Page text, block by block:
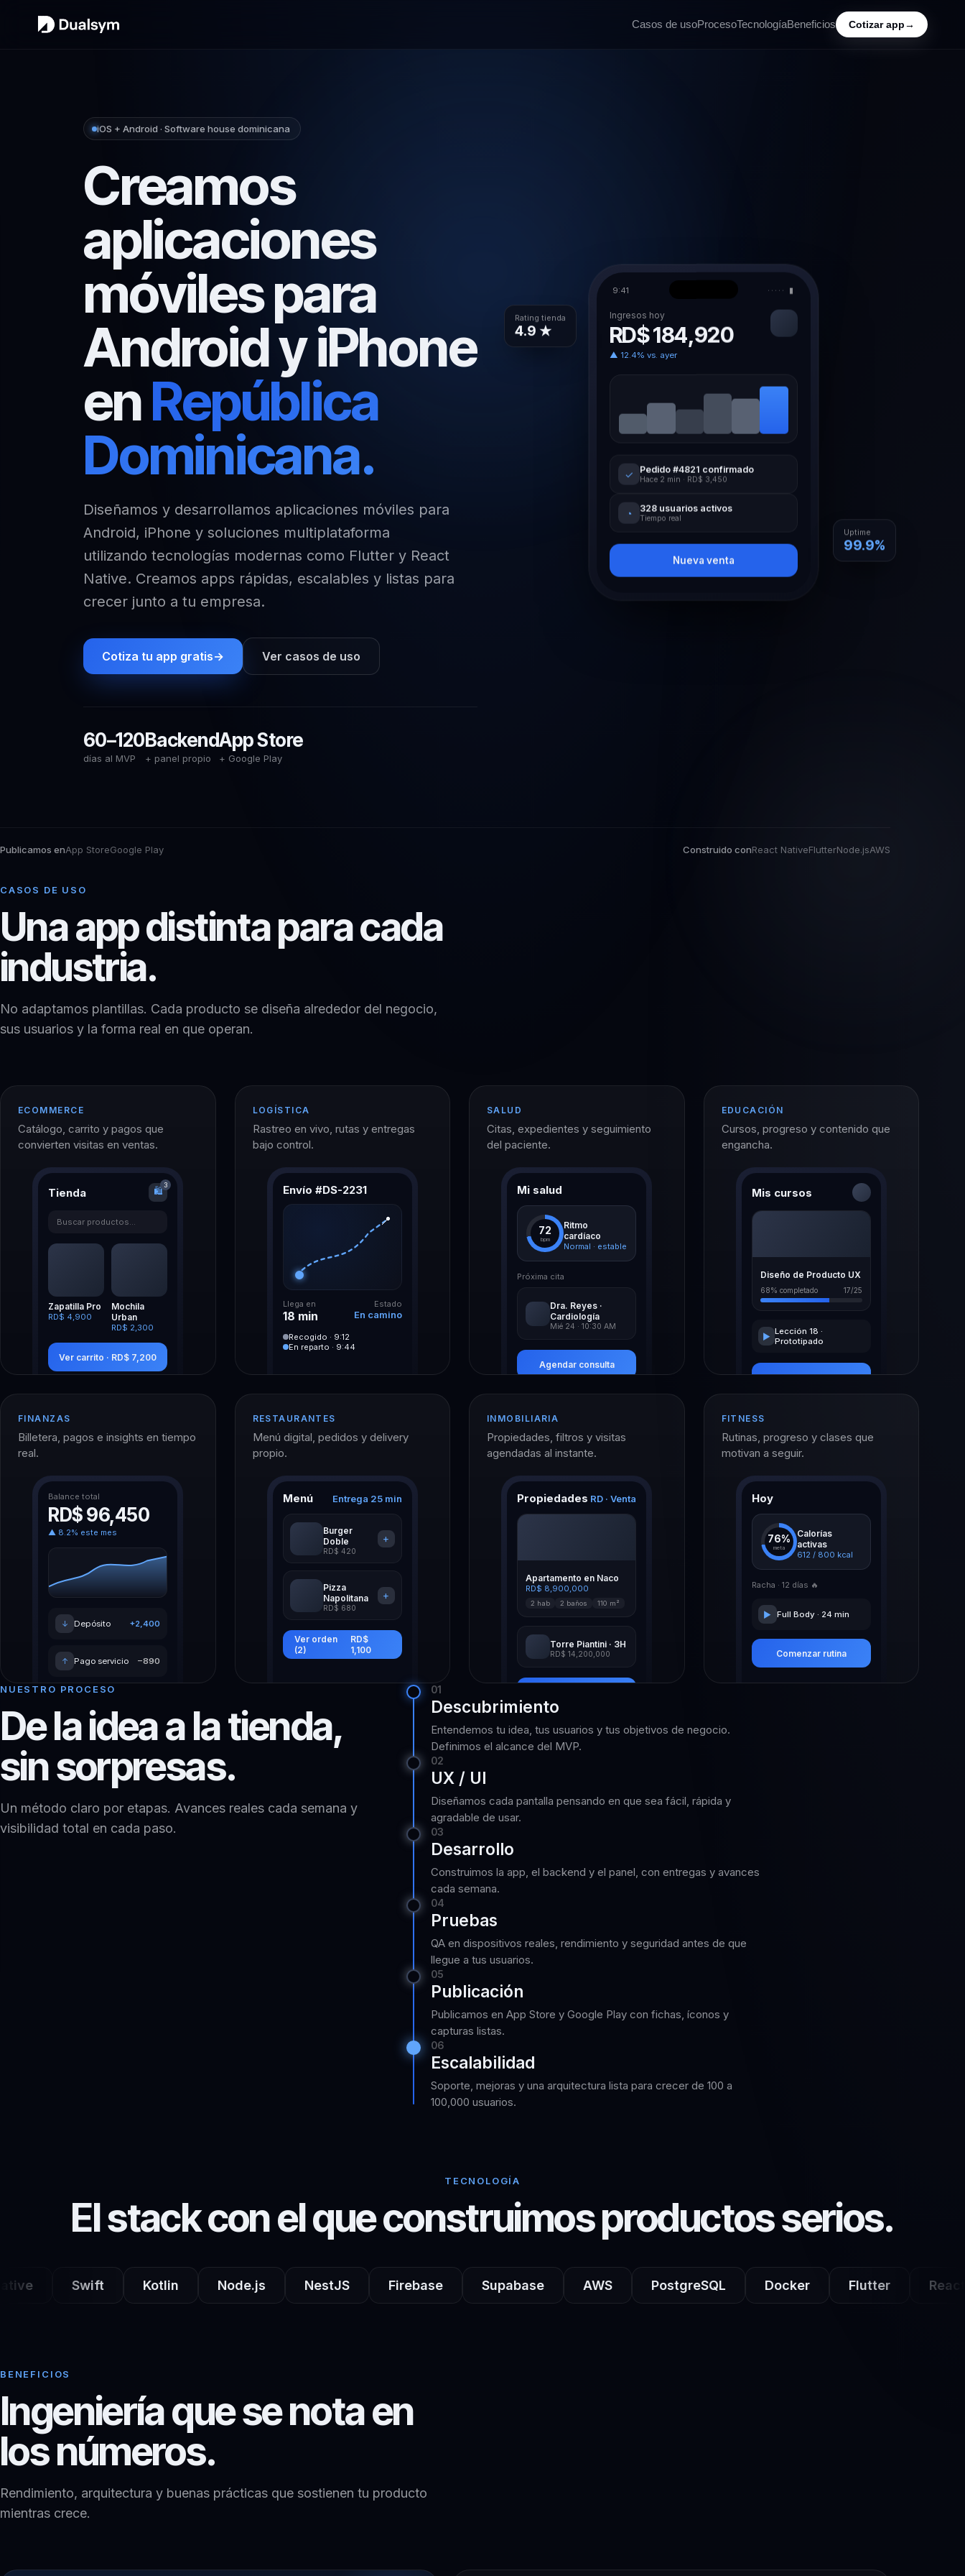
Casos de usoProcesoTecnologíaBeneficios Cotizar app→
iOS + Android · Software house dominicana
Creamos
aplicaciones
móviles para
Android y iPhone
enRepública
Dominicana.
Diseñamos y desarrollamos aplicaciones móviles para
Android, iPhone y soluciones multiplataforma
utilizando tecnologías modernas como Flutter y React
Native. Creamos apps rápidas, escalables y listas para
crecer junto a tu empresa.
Cotiza tu app gratis→ Ver casos de uso
60–120
días al MVP
Backend
+ panel propio
App Store
+ Google Play
9:41 ····· ▮
Ingresos hoy
RD$ 184,920
▲ 12.4% vs. ayer
✓ Pedido #4821 confirmado
Hace 2 min · RD$ 3,450
◔ 328 usuarios activos
Tiempo real
Nueva venta
Rating tienda
4.9 ★
Uptime
99.9%
Publicamos enApp StoreGoogle Play Construido conReact NativeFlutterNode.jsAWS
CASOS DE USO
Una app distinta para cada
industria.
No adaptamos plantillas. Cada producto se diseña alrededor del negocio,
sus usuarios y la forma real en que operan.
ECOMMERCE
Catálogo, carrito y pagos que
convierten visitas en ventas.
Tienda 🛍
3
Buscar productos…
Zapatilla Pro
RD$ 4,900
Mochila
Urban
RD$ 2,300
Ver carrito · RD$ 7,200
LOGÍSTICA
Rastreo en vivo, rutas y entregas
bajo control.
Envío #DS-2231
📍
Llega en
18 min
Estado
En camino
Recogido · 9:12
En reparto · 9:44
SALUD
Citas, expedientes y seguimiento
del paciente.
Mi salud
72
bpm
Ritmo
cardíaco
Normal · estable
Próxima cita
Dra. Reyes ·
Cardiología
Mié 24 · 10:30 AM
Agendar consulta
EDUCACIÓN
Cursos, progreso y contenido que
engancha.
Mis cursos
Diseño de Producto UX
68% completado 17/25
▶ Lección 18 ·
Prototipado
Continuar
FINANZAS
Billetera, pagos e insights en tiempo
real.
Balance total
RD$ 96,450
▲ 8.2% este mes
↓ Depósito +2,400
↑ Pago servicio −890
RESTAURANTES
Menú digital, pedidos y delivery
propio.
Menú Entrega 25 min
Burger
Doble
RD$ 420
+
Pizza
Napolitana
RD$ 680
+
Ver orden
(2)
RD$
1,100
INMOBILIARIA
Propiedades, filtros y visitas
agendadas al instante.
Propiedades RD · Venta
Apartamento en Naco
RD$ 8,900,000
2 hab 2 baños 110 m²
Torre Piantini · 3H
RD$ 14,200,000
FITNESS
Rutinas, progreso y clases que
motivan a seguir.
Hoy
76%
meta
Calorías
activas
612 / 800 kcal
Racha · 12 días 🔥
▶ Full Body · 24 min
Comenzar rutina
NUESTRO PROCESO
De la idea a la tienda,
sin sorpresas.
Un método claro por etapas. Avances reales cada semana y
visibilidad total en cada paso.
01
Descubrimiento
Entendemos tu idea, tus usuarios y tus objetivos de negocio.
Definimos el alcance del MVP.
02
UX / UI
Diseñamos cada pantalla pensando en que sea fácil, rápida y
agradable de usar.
03
Desarrollo
Construimos la app, el backend y el panel, con entregas y avances
cada semana.
04
Pruebas
QA en dispositivos reales, rendimiento y seguridad antes de que
llegue a tus usuarios.
05
Publicación
Publicamos en App Store y Google Play con fichas, íconos y
capturas listas.
06
Escalabilidad
Soporte, mejoras y una arquitectura lista para crecer de 100 a
100,000 usuarios.
TECNOLOGÍA
El stack con el que construimos productos serios.
Node.js NestJS Firebase Supabase PostgreSQL Docker Flutter React
BENEFICIOS
Ingeniería que se nota en
los números.
Rendimiento, arquitectura y buenas prácticas que sostienen tu producto
mientras crece.